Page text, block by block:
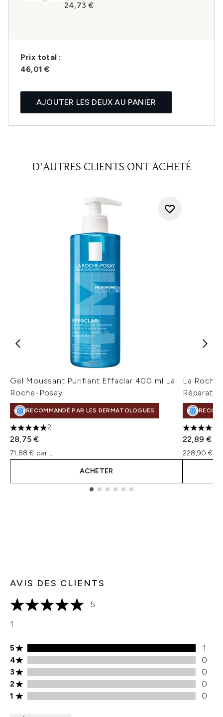
24,73 €
Prix ​​total :
46,01 €
AJOUTER LES DEUX AU PANIER
D'AUTRES CLIENTS ONT ACHETÉ
Gel Moussant Purifiant Effaclar 400 ml La
Roche-Posay
RECOMMANDÉ PAR LES DERMATOLOGUES
5 étoiles sur un maximum de 5
2
28,75 €
71,88 € par L
ACHETER
La
4 étoiles
22,89 €
228,90 €
AVIS DES CLIENTS
5 étoiles sur un maximum de 5
5
1
Note de 5 étoiles 1 avis
5
1
Note de 4 étoiles 0 avis
4
0
Note de 3 étoiles 0 avis
3
0
Note de 2 étoiles 0 avis
2
0
Note de 1 étoiles 0 avis
1 0